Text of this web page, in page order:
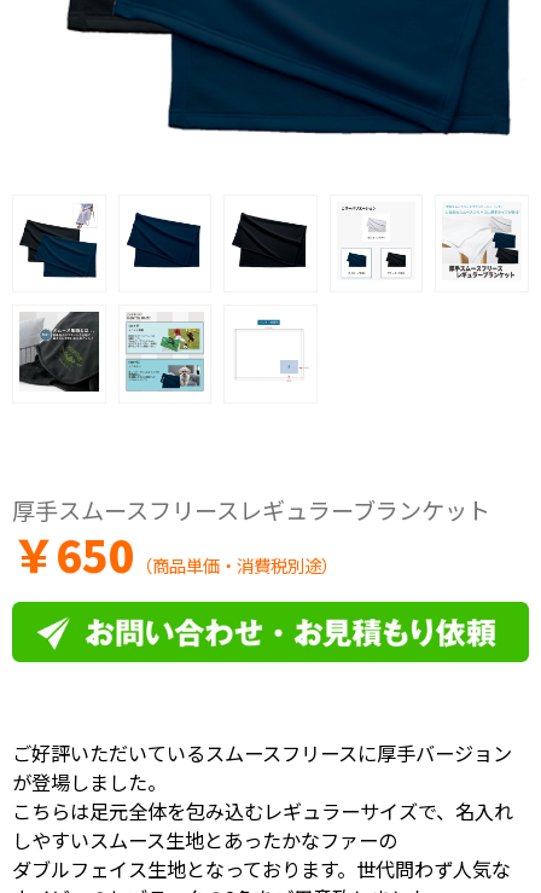
厚手スムースフリースレギュラーブランケット
￥650 （商品単価・消費税別途）
ご好評いただいているスムースフリースに厚手バージョン
が登場しました。
こちらは足元全体を包み込むレギュラーサイズで、名入れ
しやすいスムース生地とあったかなファーの
ダブルフェイス生地となっております。世代問わず人気な